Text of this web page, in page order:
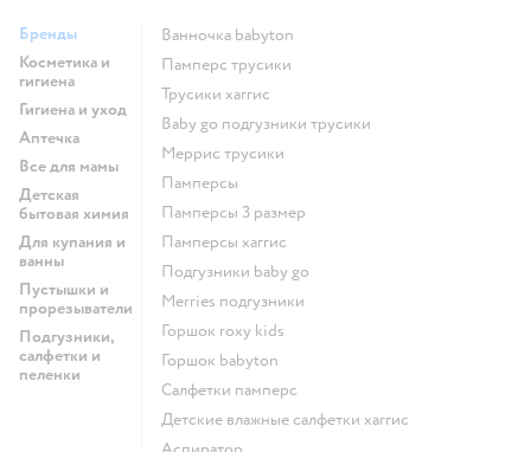
Бренды
Косметика и
гигиена
Гигиена и уход
Аптечка
Все для мамы
Детская
бытовая химия
Для купания и
ванны
Пустышки и
прорезыватели
Подгузники,
салфетки и
пеленки
ванночка babyton
памперс трусики
трусики хаггис
baby go подгузники трусики
меррис трусики
памперсы
памперсы 3 размер
памперсы хаггис
подгузники baby go
merries подгузники
горшок roxy kids
горшок babyton
салфетки памперс
детские влажные салфетки хаггис